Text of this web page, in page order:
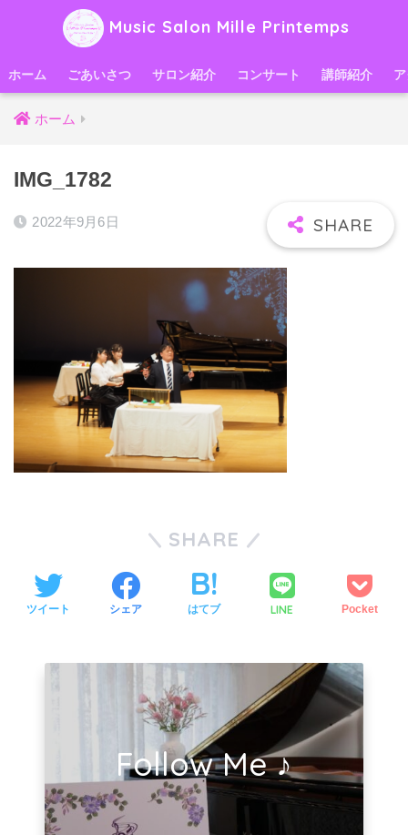
Music Salon Mille Printemps
ホーム ごあいさつ サロン紹介 コンサート 講師紹介
ホーム
IMG_1782
2022年9月6日
SHARE
ツイート シェア はてブ LINE Pocket
Follow Me ♪